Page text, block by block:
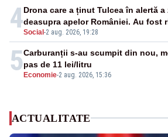
4Social-2 aug. 2026, 19:28
Drona care a ținut Tulcea în alertă
deasupra apelor României. Au fost
5Economie-2 aug. 2026, 15:36
Carburanții s-au scumpit din nou,
pas de 11 lei/litru
ACTUALITATE